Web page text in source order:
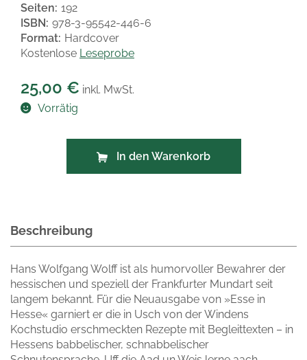
Seiten: 192
ISBN: 978-3-95542-446-6
Format: Hardcover
Kostenlose Leseprobe
25,00 € inkl. MwSt.
Vorrätig
In den Warenkorb
Beschreibung
Hans Wolfgang Wolff ist als humorvoller Bewahrer der
hessischen und speziell der Frankfurter Mundart seit
langem bekannt. Für die Neuausgabe von »Esse in
Hesse« garniert er die in Usch von der Windens
Kochstudio erschmeckten Rezepte mit Begleittexten – in
Hessens babbelischer, schnabbelischer